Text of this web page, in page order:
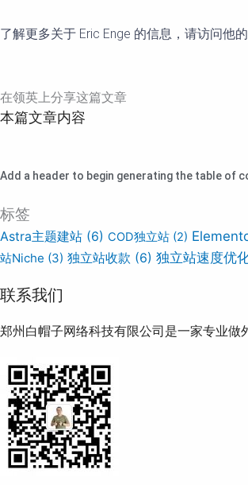
了解更多关于 Eric Enge 的信息，请访问他
在领英上分享这篇文章
本篇文章内容
Add a header to begin generating the table of
标签
Astra主题建站 (6) COD独立站 (2)
站Niche (3) 独立站收款 (6) 独立站速度优
联系我们
郑州白帽子网络科技有限公司是一家专业做